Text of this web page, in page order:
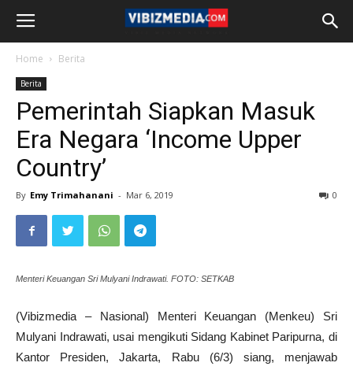
Home Berita
Berita
Pemerintah Siapkan Masuk
Era Negara ‘Income Upper
Country’
By Emy Trimahanani - Mar 6, 2019 0
Menteri Keuangan Sri Mulyani Indrawati. FOTO: SETKAB
(Vibizmedia – Nasional) Menteri Keuangan (Menkeu) Sri
Mulyani Indrawati, usai mengikuti Sidang Kabinet Paripurna, di
Kantor Presiden, Jakarta, Rabu (6/3) siang, menjawab